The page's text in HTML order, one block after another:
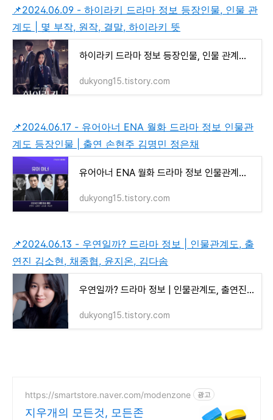
📌2024.06.09 - 하이라키 드라마 정보 등장인물, 인물 관
계도 | 몇 부작, 원작, 결말, 하이라키 뜻
하이라키 드라마 정보 등장인물, 인물 관계도 | 몇 부작, 원작, 결말, 하이라키 뜻
dukyong15.tistory.com
📌2024.06.17 - 유어아너 ENA 월화 드라마 정보 인물관
계도 등장인물 | 출연 손현주 김명민 정은채
유어아너 ENA 월화 드라마 정보 인물관계도 등장인물 | 출연 손현주 김명민 정은채 | 예고편 보기
dukyong15.tistory.com
📌2024.06.13 - 우연일까? 드라마 정보 | 인물관계도, 출
연진 김소현, 채종협, 윤지온, 김다솜
우연일까? 드라마 정보 | 인물관계도, 출연진 김소현, 채종협, 윤지온, 김다솜 | 플레이어 2: 꾼들
dukyong15.tistory.com
https://smartstore.naver.com/modenzone 광고
지우개의 모든것, 모든존